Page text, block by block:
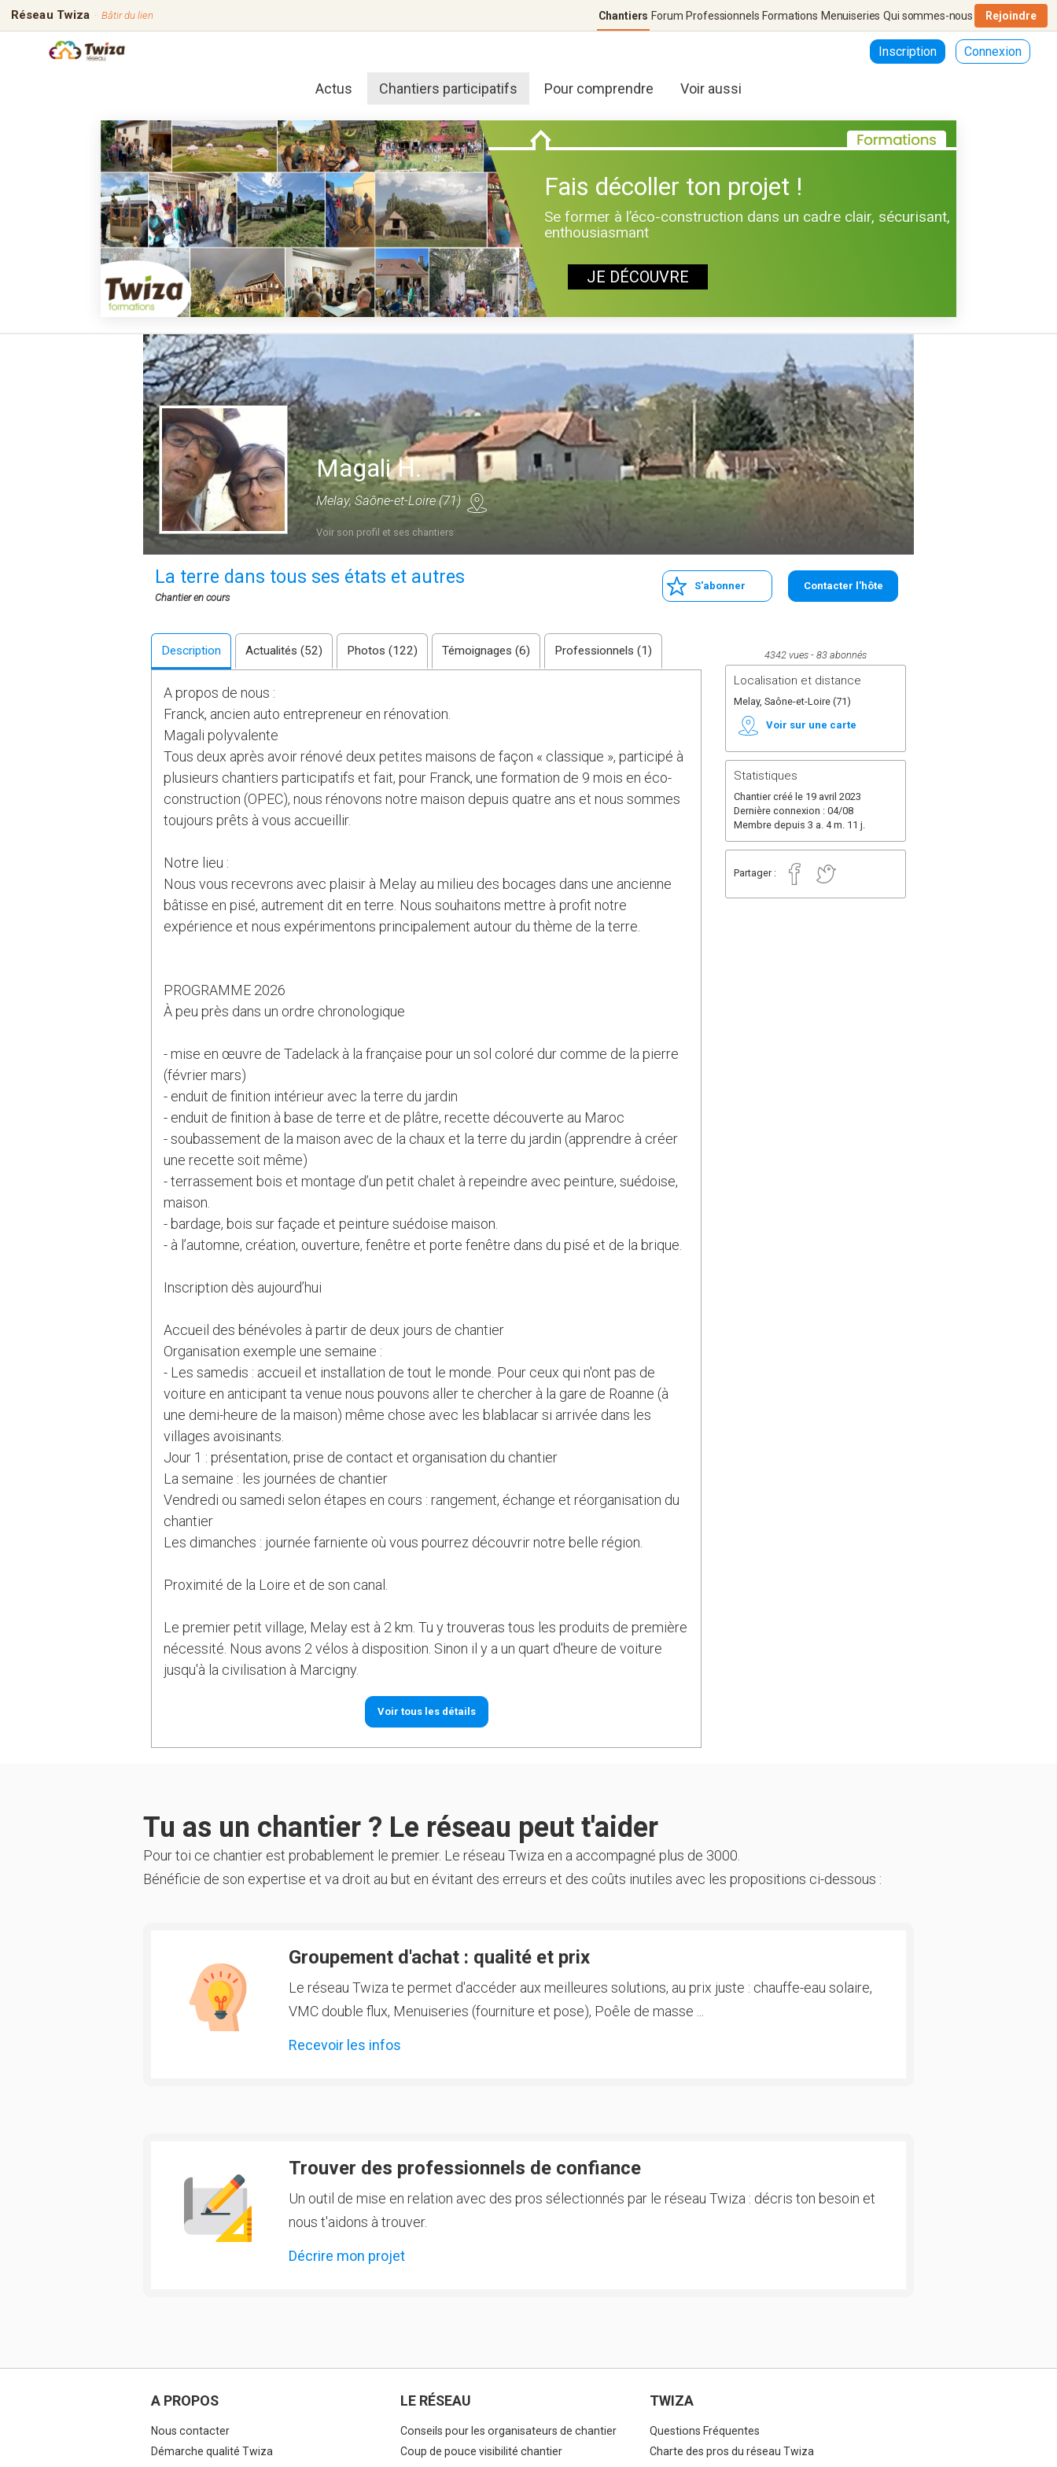
Réseau Twiza · Bâtir du lien Chantiers Forum Professionnels Formations Menuiseries Qui sommes-nous Rejoindre
Inscription Connexion
Actus Chantiers participatifs Pour comprendre Voir aussi
Fais décoller ton projet !
Se former à l’éco-construction dans un cadre clair, sécurisant,
enthousiasmant
JE DÉCOUVRE
Magali H.
Melay, Saône-et-Loire (71)
Voir son profil et ses chantiers
La terre dans tous ses états et autres
Chantier en cours
S'abonner Contacter l'hôte
4342 vues 83 abonnés
Localisation et distance
Melay, Saône-et-Loire (71)
Voir sur une carte
Statistiques
Chantier créé le 19 avril 2023
Dernière connexion : 04/08
Membre depuis 3 a. 4 m. 11 j.
Partager :
Description Actualités (52) Photos (122) Témoignages (6) Professionnels (1)
A propos de nous :
Franck, ancien auto entrepreneur en rénovation.
Magali polyvalente
Tous deux après avoir rénové deux petites maisons de façon « classique », participé à
plusieurs chantiers participatifs et fait, pour Franck, une formation de 9 mois en éco-
construction (OPEC), nous rénovons notre maison depuis quatre ans et nous sommes
toujours prêts à vous accueillir.
Notre lieu :
Nous vous recevrons avec plaisir à Melay au milieu des bocages dans une ancienne
bâtisse en pisé, autrement dit en terre. Nous souhaitons mettre à profit notre
expérience et nous expérimentons principalement autour du thème de la terre.
PROGRAMME 2026
À peu près dans un ordre chronologique
- mise en œuvre de Tadelack à la française pour un sol coloré dur comme de la pierre
(février mars)
- enduit de finition intérieur avec la terre du jardin
- enduit de finition à base de terre et de plâtre, recette découverte au Maroc
- soubassement de la maison avec de la chaux et la terre du jardin (apprendre à créer
une recette soit même)
- terrassement bois et montage d’un petit chalet à repeindre avec peinture, suédoise,
maison.
- bardage, bois sur façade et peinture suédoise maison.
- à l’automne, création, ouverture, fenêtre et porte fenêtre dans du pisé et de la brique.
Inscription dès aujourd’hui
Accueil des bénévoles à partir de deux jours de chantier
Organisation exemple une semaine :
- Les samedis : accueil et installation de tout le monde. Pour ceux qui n'ont pas de
voiture en anticipant ta venue nous pouvons aller te chercher à la gare de Roanne (à
une demi-heure de la maison) même chose avec les blablacar si arrivée dans les
villages avoisinants.
Jour 1 : présentation, prise de contact et organisation du chantier
La semaine : les journées de chantier
Vendredi ou samedi selon étapes en cours : rangement, échange et réorganisation du
chantier
Les dimanches : journée farniente où vous pourrez découvrir notre belle région.
Proximité de la Loire et de son canal.
Le premier petit village, Melay est à 2 km. Tu y trouveras tous les produits de première
nécessité. Nous avons 2 vélos à disposition. Sinon il y a un quart d'heure de voiture
jusqu'à la civilisation à Marcigny.
Voir tous les détails
Tu as un chantier ? Le réseau peut t'aider
Pour toi ce chantier est probablement le premier. Le réseau Twiza en a accompagné plus de 3000.
Bénéficie de son expertise et va droit au but en évitant des erreurs et des coûts inutiles avec les propositions ci-dessous :
Groupement d'achat : qualité et prix
Le réseau Twiza te permet d'accéder aux meilleures solutions, au prix juste : chauffe-eau solaire,
VMC double flux, Menuiseries (fourniture et pose), Poêle de masse ...
Recevoir les infos
Trouver des professionnels de confiance
Un outil de mise en relation avec des pros sélectionnés par le réseau Twiza : décris ton besoin et
nous t'aidons à trouver.
Décrire mon projet
A PROPOS
Nous contacter
Démarche qualité Twiza
LE RÉSEAU
Conseils pour les organisateurs de chantier
Coup de pouce visibilité chantier
TWIZA
Questions Fréquentes
Charte des pros du réseau Twiza